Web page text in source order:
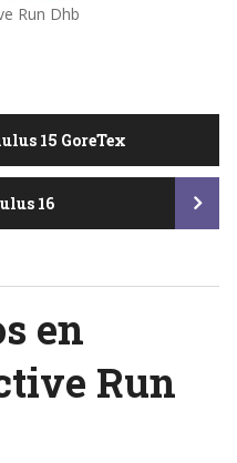
Run Dhb
15 GoreTex
16
en
Run